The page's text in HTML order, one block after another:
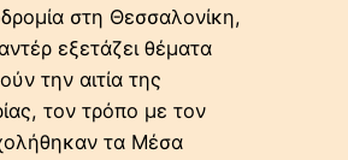
στη Θεσσαλονίκη,
εξετάζει θέματα
την αιτία της
τον τρόπο με τον
τα Μέσα